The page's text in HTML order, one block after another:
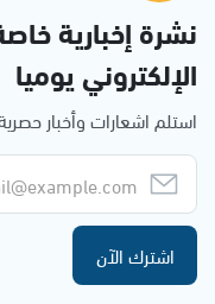
نشرة إخبارية
الإلكتروني يوميا
استلم اشعارات وأخبار
اشترك الآن